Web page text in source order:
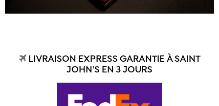
LIVRAISON EXPRESS GARANTIE À SAINT
JOHN'S EN 3 JOURS